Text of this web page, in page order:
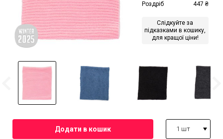
Роздріб
447 ₴
Слідкуйте за
підказками в кошику,
для кращої ціни!
1 шт